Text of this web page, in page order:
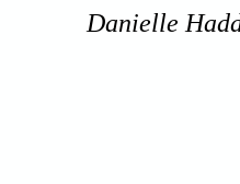
Danielle